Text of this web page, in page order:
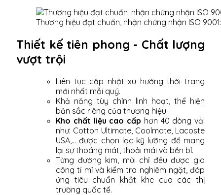
Thương hiệu đạt chuẩn, nhận chứng nhận ISO
Thiết kế tiên phong - Chất lượng
vượt trội
Liên tục cập nhật xu hướng thời trang
mới nhất mỗi quý.
Khả năng tùy chỉnh linh hoạt, thể hiện
bản sắc riêng của thương hiệu.
Kho chất liệu cao cấp hơn 40 dòng vải
như: Cotton Ultimate, Coolmate, Lacoste
USA,... được chọn lọc kỹ lưỡng để mang
lại sự thoáng mát, thoải mái và bền bỉ.
Từng đường kim, mũi chỉ đều được gia
công tỉ mỉ và kiểm tra nghiêm ngặt, đáp
ứng tiêu chuẩn khắt khe của các thị
trường quốc tế.